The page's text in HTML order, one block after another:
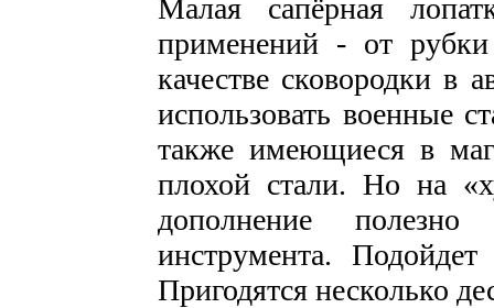
Малая сапёрная
применений - от рубки
качестве сковородки в
использовать военные
также имеющиеся в
плохой стали. Но на
дополнение
инструмента.
Пригодятся несколько